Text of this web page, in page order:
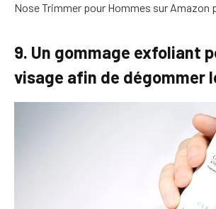
Nose Trimmer pour Hommes sur Amazon
9. Un gommage exfoliant
visage afin de dégommer